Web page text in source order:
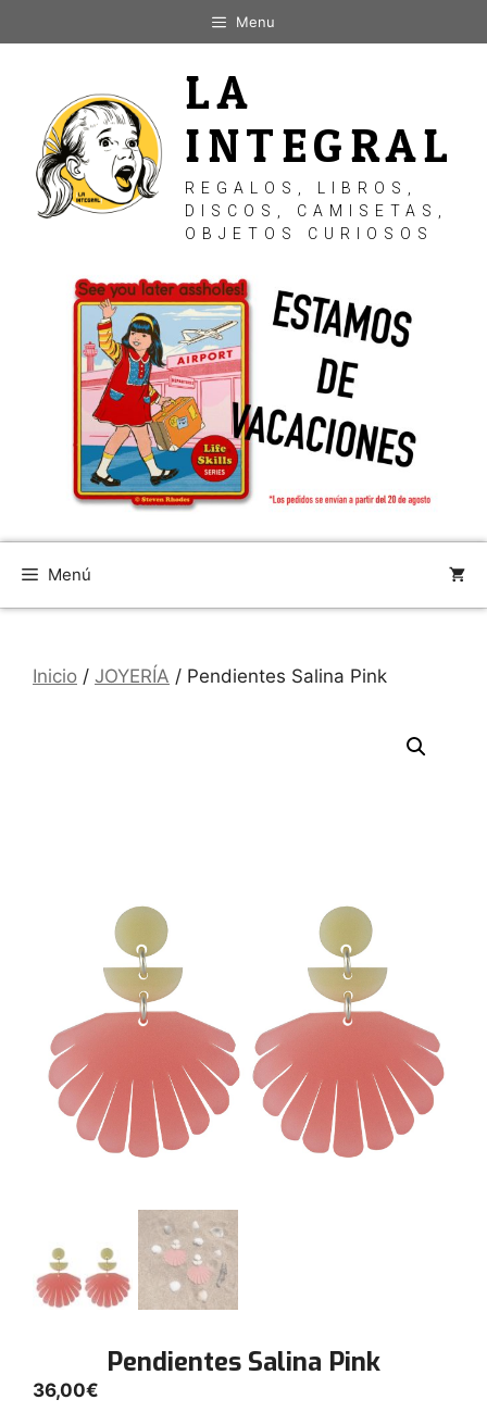
al
Menu
LA
INTEGRAL
REGALOS, LIBROS,
DISCOS, CAMISETAS,
OBJETOS CURIOSOS
Menú
Inicio / JOYERÍA / Pendientes Salina Pink
Pendientes Salina Pink
36,00€